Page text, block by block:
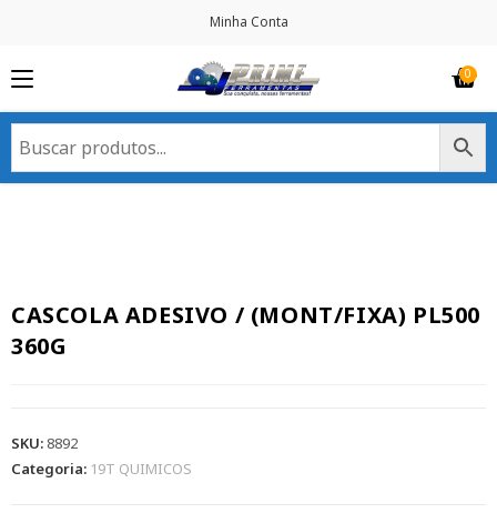
Minha Conta
CASCOLA ADESIVO / (MONT/FIXA) PL500
360G
SKU: 8892
Categoria: 19T QUIMICOS